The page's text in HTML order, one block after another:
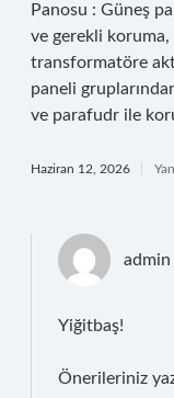
Panosu : Güneş
ve gerekli koruma,
transformatöre
paneli
ve parafudr ile
Haziran 12, 2026
admin
Yiğitbaş!
Önerileriniz